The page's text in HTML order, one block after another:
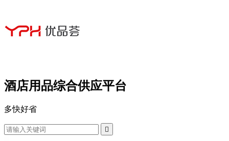
酒店用品综合供应平台
多快好省
